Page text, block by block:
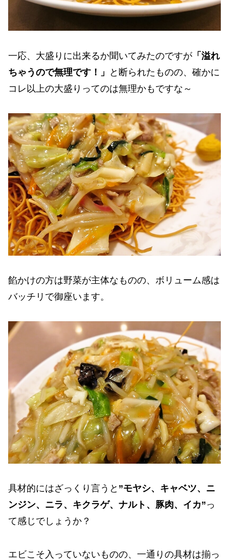
一応、大盛りに出来るか聞いてみたのですが 「溢れ
ちゃうので無理です！」
と断られたものの、確かに
コレ以上の大盛りってのは無理かもですな～
餡かけの方は野菜が主体なものの、ボリューム感は
バッチリで御座います。
具材的にはざっくり言うと ”モヤシ、キャベツ、ニ
ンジン、ニラ、キクラゲ、ナルト、豚肉、イカ”っ
て感じでしょうか？
エビこそ入っていないものの、一通りの具材は揃っ